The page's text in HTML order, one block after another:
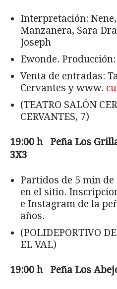
Interpretación:
Manzanera, Sara
Joseph
Ewonde.
Venta de entradas:
Cervantes y www.
(TEATRO SALÓN
CERVANTES, 7)
19:00 h Peña Los
3X3
Partidos de 5 min
en el sitio.
e Instagram de la
años.
(POLIDEPORTIVO
EL VAL)
19:00 h Peña Los